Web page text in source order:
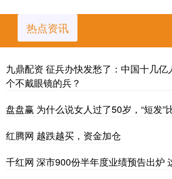
热点资讯
九鼎配资 征兵办快发愁了：中国十几
个不戴眼镜的兵？
盘盘赢 为什么说女人过了50岁，“短发”
红腾网 越跌越买，资金加仓
千红网 深市900份半年度业绩预告出炉